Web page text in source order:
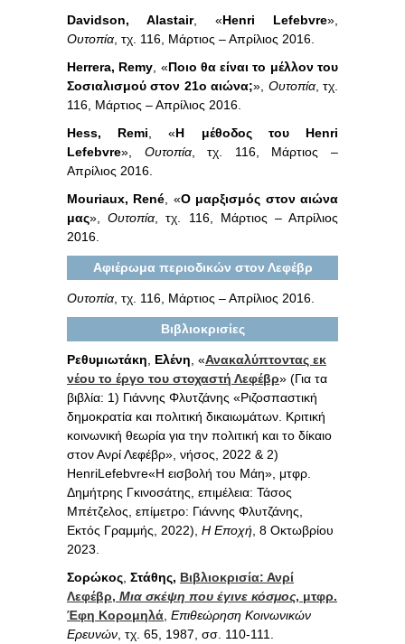
Davidson, Alastair, «Henri Lefebvre»,
Ουτοπία , τχ. 116, Μάρτιος – Απρίλιος 2016.
Herrera, Remy , «Ποιο θα είναι το μέλλον του
Σοσιαλισμού στον 21ο αιώνα;», Ουτοπία, τχ.
116, Μάρτιος – Απρίλιος 2016.
Hess, Remi , «Η μέθοδος του Henri
Lefebvre», Ουτοπία, τχ. 116, Μάρτιος –
Απρίλιος 2016.
Mouriaux, René , «Ο μαρξισμός στον αιώνα
μας»,Ουτοπία , τχ. 116, Μάρτιος – Απρίλιος
2016.
Αφιέρωμα περιοδικών στον Λεφέβρ
Ουτοπία , τχ. 116, Μάρτιος – Απρίλιος 2016.
Βιβλιοκρισίες
Ρεθυμιωτάκη Ελένη , «Ανακαλύπτοντας εκ
νέου το έργο του στοχαστή Λεφέβρ» (Για τα
βιβλία: 1) Γιάννης Φλυτζάνης «Ριζοσπαστική
δημοκρατία και πολιτική δικαιωμάτων. Κριτική
κοινωνική θεωρία για την πολιτική και το δίκαιο
στον Ανρί Λεφέβρ», νήσος, 2022 & 2)
HenriLefebvre«Η εισβολή του Μάη», μτφρ.
Δημήτρης Γκινοσάτης, επιμέλεια: Τάσος
Μπέτζελος, επίμετρο: Γιάννης Φλυτζάνης,
Εκτός Γραμμής, 2022), Η Εποχή , 8 Οκτωβρίου
2023.
Σορώκος Στάθης, Βιβλιοκρισία: Ανρί
Λεφέβρ, Μια σκέψη που έγινε κόσμος, μτφρ.
Έφη Κορομηλά Επιθεώρηση Κοινωνικών
Ερευνών , τχ. 65, 1987, σσ. 110-111.